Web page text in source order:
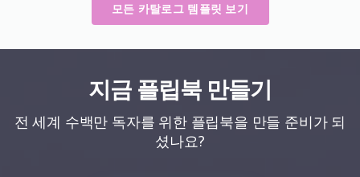
모든 카탈로그 템플릿 보기
지금 플립북 만들기
전 세계 수백만 독자를 위한 플립북을 만들 준비가 되
셨나요?